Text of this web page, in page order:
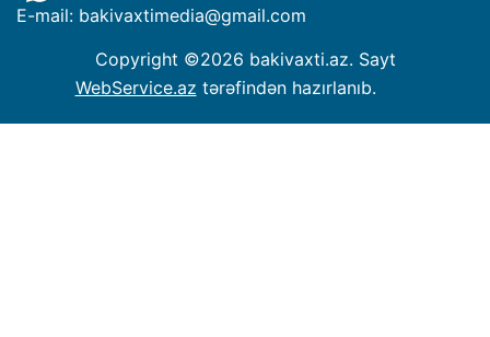
E-mail: bakivaxtimedia@gmail.com
Copyright ©2026 bakivaxti.az. Sayt
WebService.az tərəfindən hazırlanıb.